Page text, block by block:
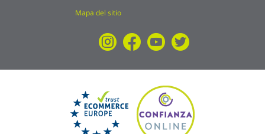
Mapa del sitio